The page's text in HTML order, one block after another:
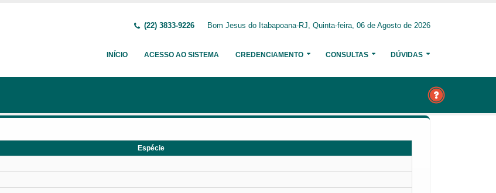
(22) 3833-9226 Bom Jesus do Itabapoana-RJ, Quinta-feira, 06 de Agosto de 2026
INÍCIO ACESSO AO SISTEMA CREDENCIAMENTO CONSULTAS DÚVIDAS
Espécie